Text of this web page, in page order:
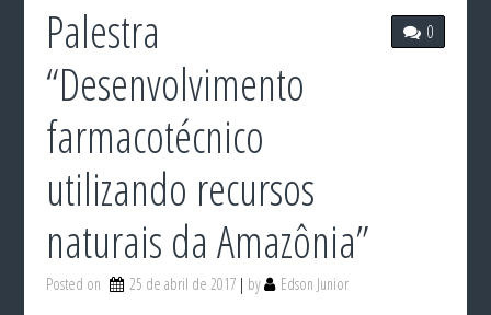
0
Palestra
“Desenvolvimento
farmacotécnico
utilizando recursos
naturais da Amazônia”
Posted on 25 de abril de 2017 by Edson Junior